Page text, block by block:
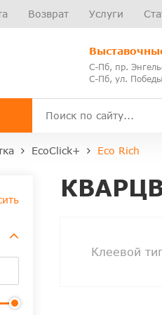
Возврат Услуги
С-Пб, пр.
С-Пб, ул.
EcoClick+ Eco Rich
Клеевой